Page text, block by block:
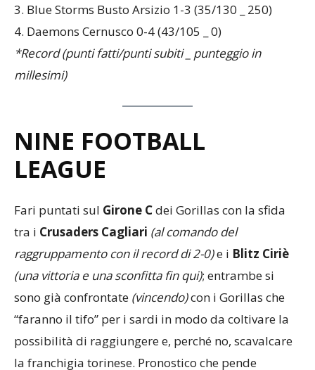
2. Reapers Torino 3-1 (76/54 _ 750)
3. Blue Storms Busto Arsizio 1-3 (35/130 _ 250)
4. Daemons Cernusco 0-4 (43/105 _ 0)
*Record (punti fatti/punti subiti _ punteggio in
NINE FOOTBALL
Fari puntati sulGirone Cdei Gorillas con la sfida
tra iCrusaders Cagliari(al comando del
raggruppamento con il record di 2-0)e iBlitz Ciriè
(una vittoria e una sconfitta fin qui); entrambe si
sono già confrontate(vincendo)con i Gorillas che
“faranno il tifo” per i sardi in modo da coltivare la
possibilità di raggiungere e, perché no, scavalcare